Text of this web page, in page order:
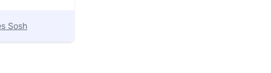
Sosh